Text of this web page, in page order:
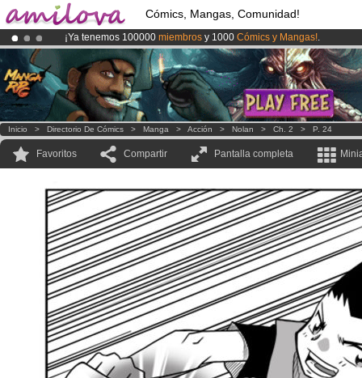
Cómics, Mangas, Comunidad!
¡Ya tenemos 100000 miembros y 1000 Cómics y Mangas!.
¡Conviertete en Premium por3.95 eurosal mes!Hazte Premium ya
El Kickstarter Amilova está desormado lanzado!.
Inicio > Directorio De Cómics > Manga > Acción > Nolan > Ch. 2 > P. 24
Favoritos Compartir Pantalla completa